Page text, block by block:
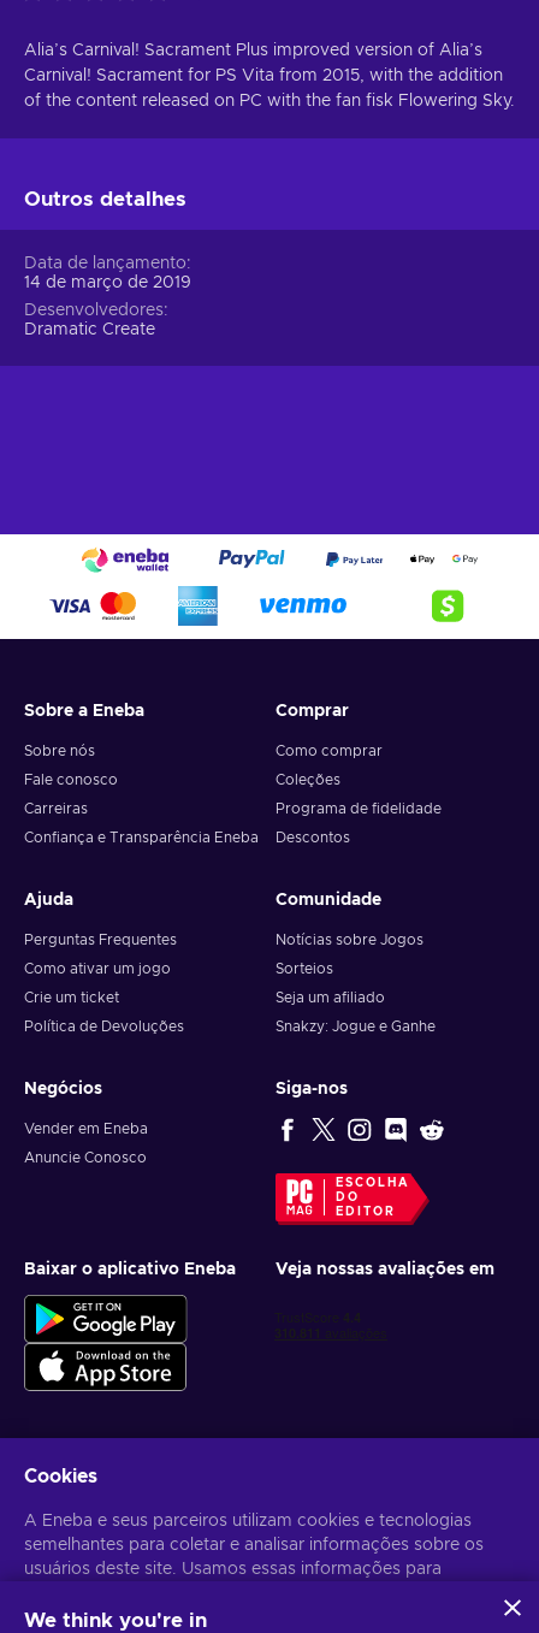
Alia’s Carnival! Sacrament Plus improved version of Alia’s
Carnival! Sacrament for PS Vita from 2015, with the addition
of the content released on PC with the fan fisk Flowering Sky.
Outros detalhes
Data de lançamento
14 de março de 2019
Desenvolvedores
Dramatic Create
Sobre a Eneba
Sobre nós
Fale conosco
Carreiras
Confiança e Transparência Eneba
Comprar
Como comprar
Coleções
Programa de fidelidade
Descontos
Ajuda
Perguntas Frequentes
Como ativar um jogo
Crie um ticket
Política de Devoluções
Comunidade
Notícias sobre Jogos
Sorteios
Seja um afiliado
Snakzy: Jogue e Ganhe
Negócios
Vender em Eneba
Anuncie Conosco
Siga-nos
ESCOLHA
DO
EDITOR
Baixar o aplicativo Eneba Veja nossas avaliações em
Receba ofertas personalizadas de jogos
Inscrever-se
Você pode cancelar sua inscrição a qualquer momento. Acesse
Cookies
A Eneba e seus parceiros utilizam cookies e tecnologias
semelhantes para coletar e analisar informações sobre os
usuários deste site. Usamos essas informações para
Seus dados pessoais também podem ser usados para a
We think you're in